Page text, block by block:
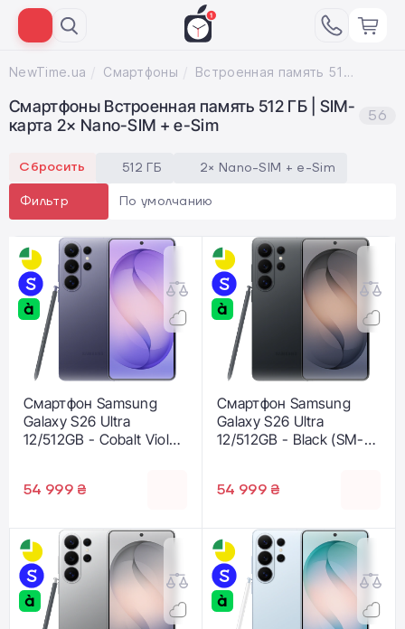
NewTime.ua Смартфоны Встроенная память 512 ГБ; SIM-карта 2× Nano-SIM + e-Sim
Смартфоны Встроенная память 512 ГБ | SIM-
карта 2× Nano-SIM + e-Sim
56
Сбросить 512 ГБ 2× Nano-SIM + e-Sim
Фильтр По умолчанию
Смартфон Samsung
Galaxy S26 Ultra
12/512GB - Cobalt Violet
54 999 ₴
Смартфон Samsung
Galaxy S26 Ultra
12/512GB - Black (SM-
54 999 ₴